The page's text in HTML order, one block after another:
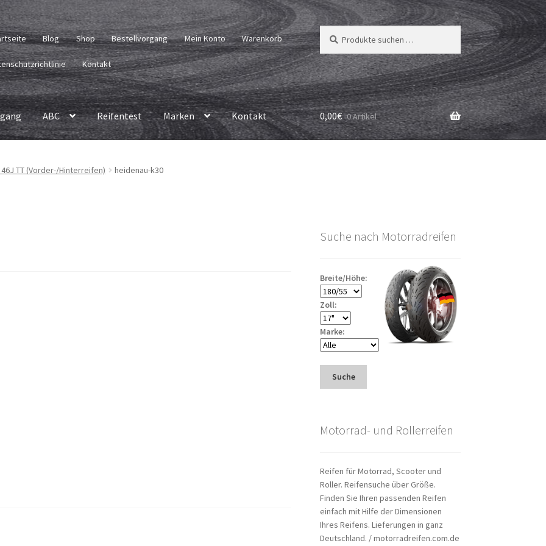
Blog Shop Bestellvorgang Mein Konto Warenkorb
Kontakt
Suchen
nach:
Suchen
ABC Reifentest Marken Kontakt 0,00€ 0 Artikel
46J TT (Vorder-/Hinterreifen) heidenau-k30
Suche nach Motorradreifen
Breite/Höhe:
Zoll:
Marke:
Suche
Motorrad- und Rollerreifen
Reifen für Motorrad, Scooter und
Roller. Reifensuche über Größe.
Finden Sie Ihren passenden Reifen
einfach mit Hilfe der Dimensionen
Ihres Reifens. Lieferungen in ganz
Deutschland. / motorradreifen.com.de